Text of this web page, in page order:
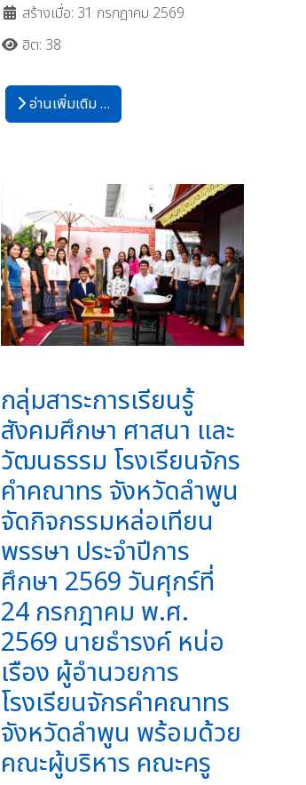
สร้างเมื่อ: 31 กรกฎาคม 2569
ฮิต: 38
อ่านเพิ่มเติม …
กลุ่มสาระการเรียนรู้
สังคมศึกษา ศาสนา และ
วัฒนธรรม โรงเรียนจักร
คำคณาทร จังหวัดลำพูน
จัดกิจกรรมหล่อเทียน
พรรษา ประจำปีการ
ศึกษา 2569 วันศุกร์ที่
24 กรกฎาคม พ.ศ.
2569 นายธำรงค์ หน่อ
เรือง ผู้อำนวยการ
โรงเรียนจักรคำคณาทร
จังหวัดลำพูน พร้อมด้วย
คณะผู้บริหาร คณะครู